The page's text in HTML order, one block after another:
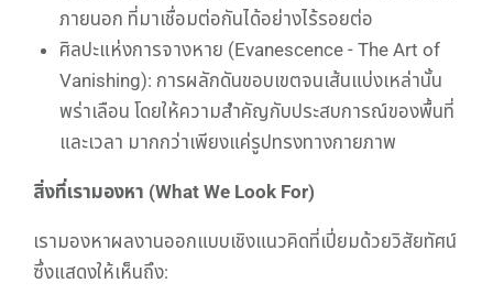
ภายนอก ที่มาเชื่อมต่อกันได้อย่างไร้รอยต่อ
ศิลปะแห่งการจางหาย (Evanescence - The Art of
Vanishing): การผลักดันขอบเขตจนเส้นแบ่งเหล่านั้น
พร่าเลือน โดยให้ความสำคัญกับประสบการณ์ของพื้นที่
และเวลา มากกว่าเพียงแค่รูปทรงทางกายภาพ
สิ่งที่เรามองหา (What We Look For)
เรามองหาผลงานออกแบบเชิงแนวคิดที่เปี่ยมด้วยวิสัยทัศน์
ซึ่งแสดงให้เห็นถึง: